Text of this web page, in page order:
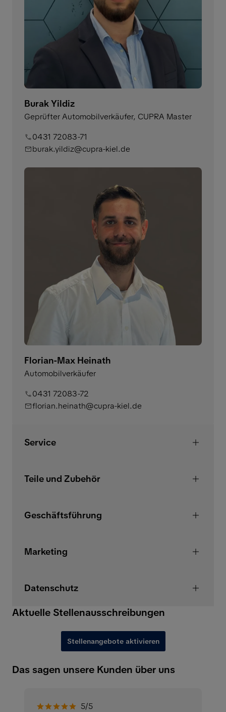
Burak Yildiz
Geprüfter Automobilverkäufer, CUPRA Master
0431 72083-71
burak.yildiz@cupra-kiel.de
Florian-Max Heinath
Automobilverkäufer
0431 72083-72
florian.heinath@cupra-kiel.de
Service
Teile und Zubehör
Geschäftsführung
Marketing
Datenschutz
Aktuelle Stellenausschreibungen
Stellenangebote aktivieren
Das sagen unsere Kunden über uns
5/5